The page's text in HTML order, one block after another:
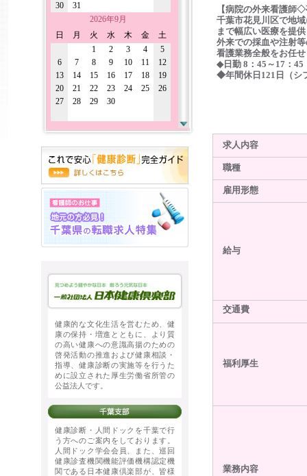
30
31
2026年9月
日
月 火 水 木 金
土
1
2 3 4
5
6
7 8 9 10 11
12
13
14 15 16 17 18
19
20
21 22 23 24 25
26
27
28 29 30
健康的な文化生活を営むため、健
康の保持・増進とともに、より質
の高い健康への意識高揚のための
啓発活動の推進および健康相談・
指導、健康診断の実施等を行うた
めに設立された厚生労働省所管の
公益法人です。
健康診断・人間ドックを千葉で行
う方へのご案内をしております。
人間ドック学会会員、また、巡回
健康診査機関機能評価機構認定機
関である日本健康倶楽部が、皆様
【病院の外来看護師
千葉市花見川区で地
まで幅広い医療を提
外来での採血や注射
看護業務全般をお任
◆日勤 8：45～17：45
◆年間休日121日（シ
求人内容
職種
雇用形態
給与
交通費
福利厚生
業務内容